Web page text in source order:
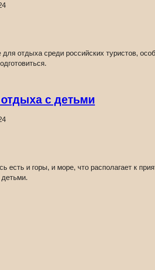
отдыха среди российских туристов,
с детьми
есть и горы, и море, что располагает к